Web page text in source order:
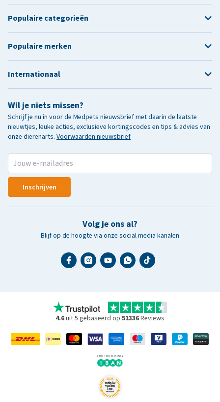
Wil je niets missen?
Schrijf je nu in voor de Medpets nieuwsbrief met daarin de laatste
nieuwtjes, leuke acties, exclusieve kortingscodes en tips & advies van
onze dierenarts. Voorwaarden nieuwsbrief
Inschrijven
Volg je ons al?
Blijf op de hoogte via onze social media kanalen
Populaire categorieën
Populaire merken
Internationaal
4.6uit 5 gebaseerd op 51336Reviews